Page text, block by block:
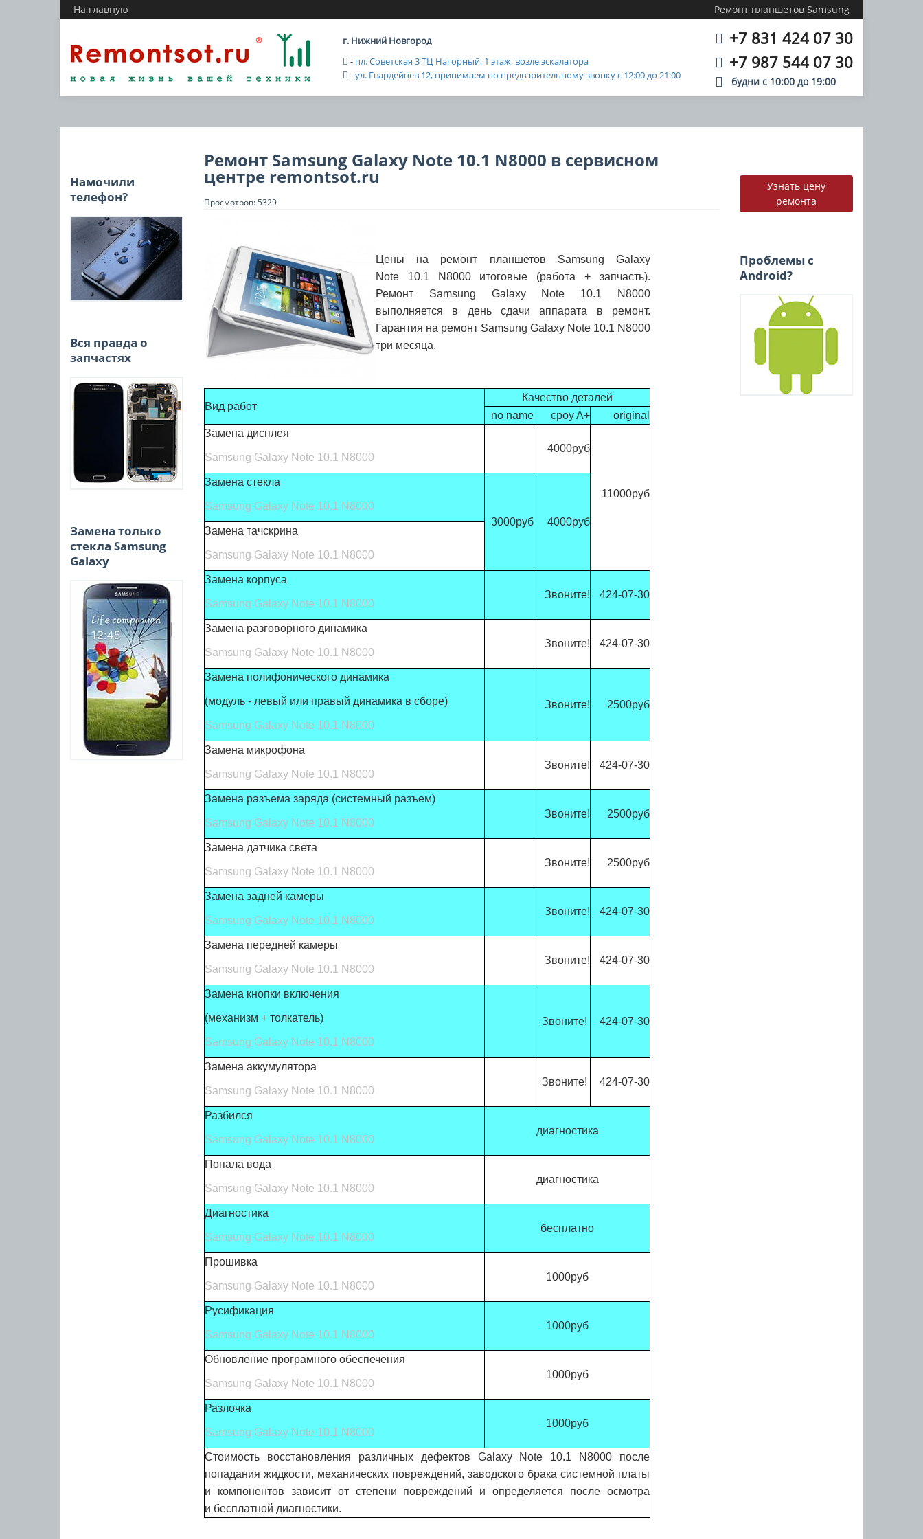
На главную Ремонт планшетов Samsung
г. Нижний Новгород
- пл. Советская 3 ТЦ Нагорный, 1 этаж, возле эскалатора
-ул. Гвардейцев 12, принимаем по предварительному звонку с 12:00 до 21:00
+7 831 424 07 30
+7 987 544 07 30
будни с 10:00 до 19:00
Ремонт Samsung Galaxy Note 10.1 N8000 в сервисном
центре remontsot.ru
Просмотров: 5329
Цены на ремонт планшетов Samsung Galaxy
Note 10.1 N8000 итоговые (работа + запчасть).
Ремонт Samsung Galaxy Note 10.1 N8000
выполняется в день сдачи аппарата в ремонт.
Гарантия на ремонт Samsung Galaxy Note 10.1 N8000
три месяца.
Вид работ
Качество деталей
no name
cpoy A+
original
Замена дисплея
Samsung Galaxy Note 10.1 N8000
4000руб
11000руб
Замена стекла
Samsung Galaxy Note 10.1 N8000
3000руб
4000руб
Замена тачскрина
Samsung Galaxy Note 10.1 N8000
Замена корпуса
Samsung Galaxy Note 10.1 N8000
Звоните! 424-07-30
Замена разговорного динамика
Samsung Galaxy Note 10.1 N8000
Звоните! 424-07-30
Замена полифонического динамика
(модуль - левый или правый динамика в сборе)
Samsung Galaxy Note 10.1 N8000
Звоните! 2500руб
Замена микрофона
Samsung Galaxy Note 10.1 N8000
Звоните! 424-07-30
Замена разъема заряда (системный разъем)
Samsung Galaxy Note 10.1 N8000
Звоните! 2500руб
Замена датчика света
Samsung Galaxy Note 10.1 N8000
Звоните! 2500руб
Замена задней камеры
Samsung Galaxy Note 10.1 N8000
Звоните! 424-07-30
Замена передней камеры
Samsung Galaxy Note 10.1 N8000
Звоните! 424-07-30
Замена кнопки включения
(механизм + толкатель)
Samsung Galaxy Note 10.1 N8000
Звоните! 424-07-30
Замена аккумулятора
Samsung Galaxy Note 10.1 N8000
Звоните! 424-07-30
Разбился
Samsung Galaxy Note 10.1 N8000
диагностика
Попала вода
Samsung Galaxy Note 10.1 N8000
диагностика
Диагностика
Samsung Galaxy Note 10.1 N8000
бесплатно
Прошивка
Samsung Galaxy Note 10.1 N8000
1000руб
Русификация
Samsung Galaxy Note 10.1 N8000
1000руб
Обновление програмного обеспечения
Samsung Galaxy Note 10.1 N8000
1000руб
Разлочка
Samsung Galaxy Note 10.1 N8000
1000руб
Стоимость восстановления различных дефектов Galaxy Note 10.1 N8000 после
попадания жидкости, механических повреждений, заводского брака системной платы
и компонентов зависит от степени повреждений и определяется после осмотра
и бесплатной диагностики.
Намочили
телефон?
Вся правда о
запчастях
Замена только
стекла Samsung
Galaxy
Узнать цену
ремонта
Проблемы с
Android?